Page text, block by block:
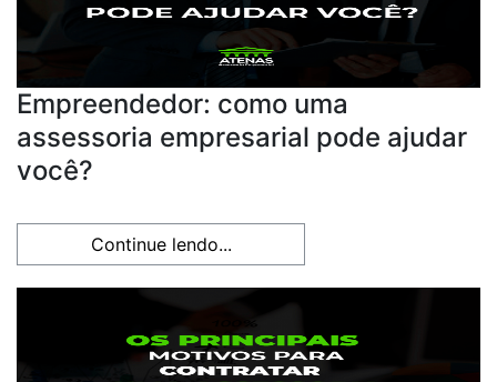
Empreendedor: como uma
assessoria empresarial pode ajudar
você?
Continue lendo...